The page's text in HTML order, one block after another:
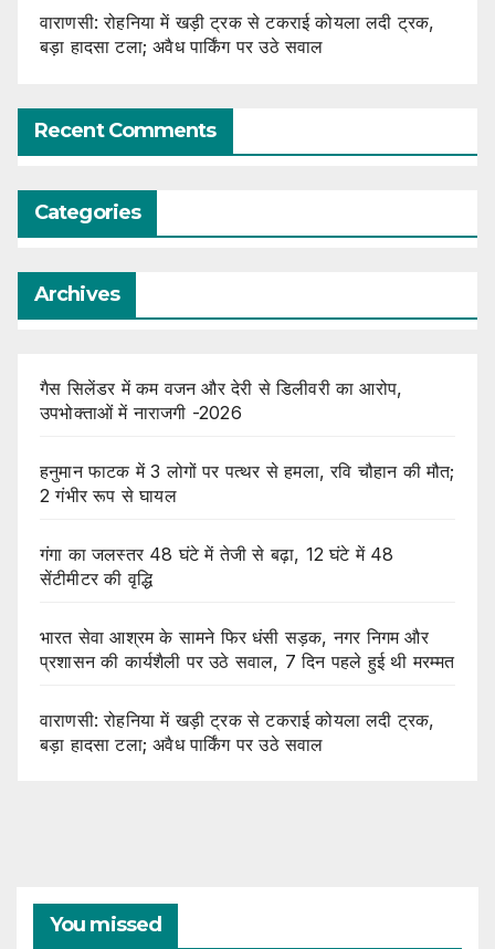
वाराणसी: रोहनिया में खड़ी ट्रक से टकराई कोयला लदी ट्रक,
बड़ा हादसा टला; अवैध पार्किंग पर उठे सवाल
Recent Comments
Categories
Archives
गैस सिलेंडर में कम वजन और देरी से डिलीवरी का आरोप,
उपभोक्ताओं में नाराजगी -2026
हनुमान फाटक में 3 लोगों पर पत्थर से हमला, रवि चौहान की मौत;
2 गंभीर रूप से घायल
गंगा का जलस्तर 48 घंटे में तेजी से बढ़ा, 12 घंटे में 48
सेंटीमीटर की वृद्धि
भारत सेवा आश्रम के सामने फिर धंसी सड़क, नगर निगम और
प्रशासन की कार्यशैली पर उठे सवाल, 7 दिन पहले हुई थी मरम्मत
वाराणसी: रोहनिया में खड़ी ट्रक से टकराई कोयला लदी ट्रक,
बड़ा हादसा टला; अवैध पार्किंग पर उठे सवाल
You missed